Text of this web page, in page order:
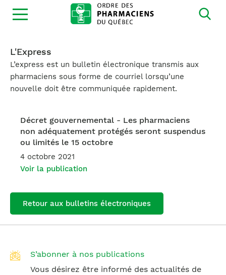
Ouvrir
la
L'Express
L’express est un bulletin électronique transmis aux
pharmaciens sous forme de courriel lorsqu’une
nouvelle doit être communiquée rapidement.
Décret gouvernemental - Les pharmaciens
non adéquatement protégés seront suspendus
ou limités le 15 octobre
4 octobre 2021
Voir la publication
Retour aux bulletins électroniques
S’abonner à nos publications
Vous désirez être informé des actualités de